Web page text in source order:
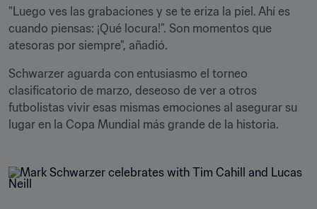
"Luego ves las grabaciones y se te eriza la piel. Ahí es
cuando piensas: ¡Qué locura!”. Son momentos que
atesoras por siempre", añadió.
Schwarzer aguarda con entusiasmo el torneo
clasificatorio de marzo, deseoso de ver a otros
futbolistas vivir esas mismas emociones al asegurar su
lugar en la Copa Mundial más grande de la historia.